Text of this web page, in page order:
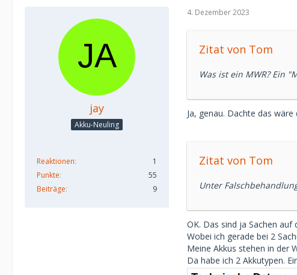
jay
Akku-Neuling
Reaktionen
1
Punkte
55
Beiträge
9
4. Dezember 2023
Zitat von Tom
Was ist ein MWR? Ein
Ja, genau. Dachte das
Zitat von Tom
Unter
OK. Das sind ja Sachen auf
Wobei ich gerade bei 2
Meine Akkus stehen in der
Da habe ich 2 Akkutypen.